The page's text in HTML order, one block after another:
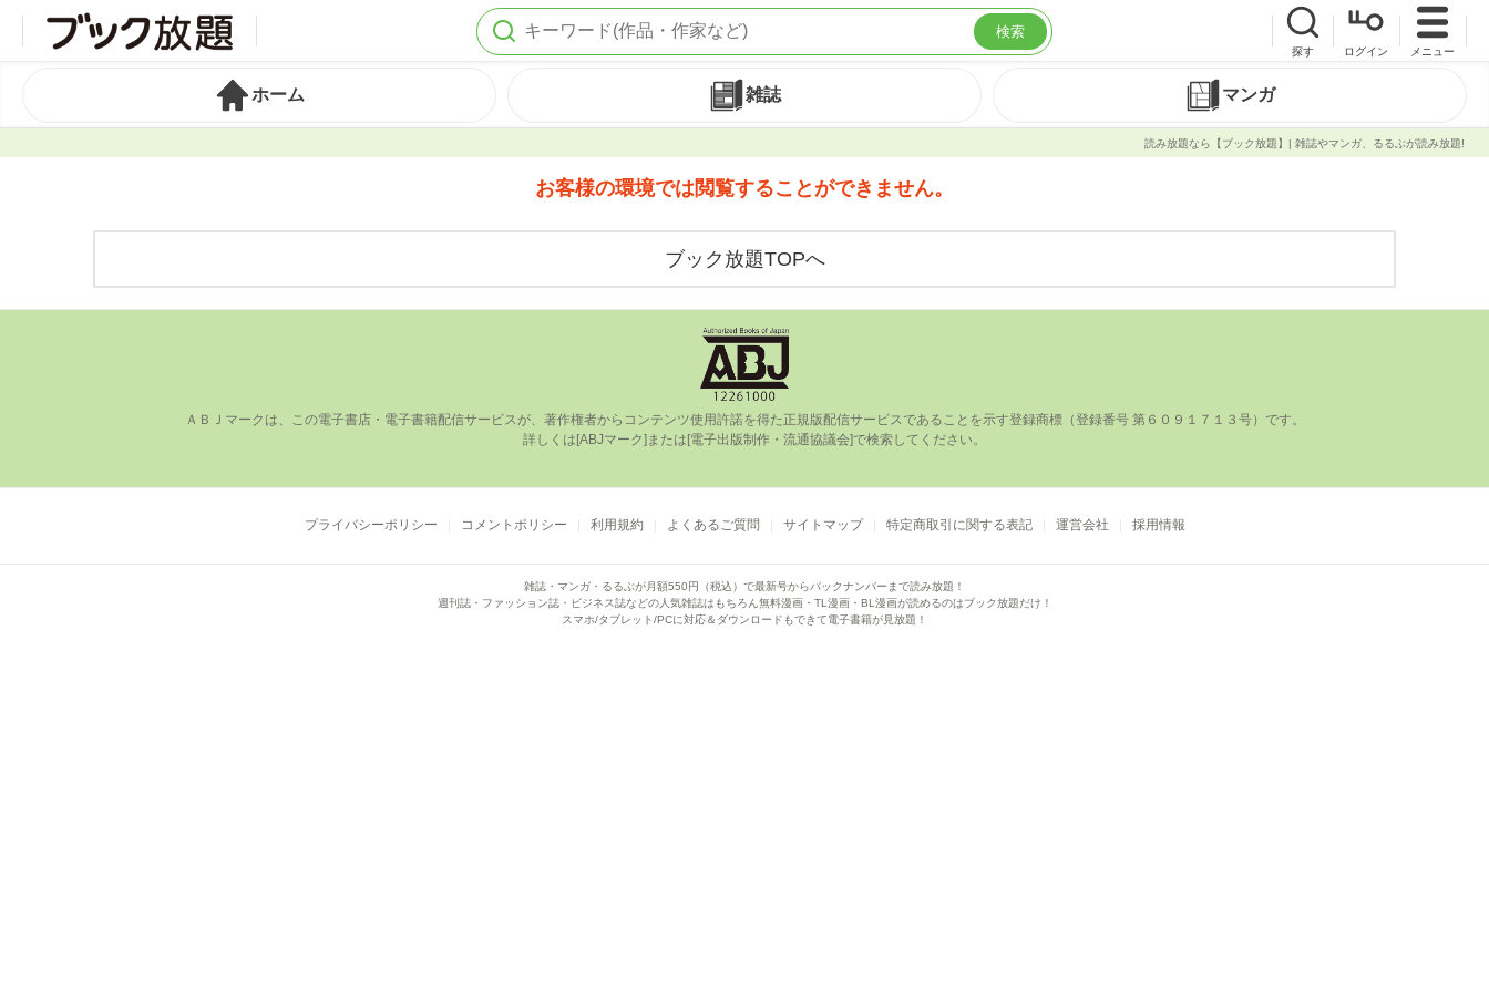
検索
探す ログイン メニュー
ホーム 雑誌 マンガ
読み放題なら【ブック放題】| 雑誌やマンガ、るるぶが読み放題!
お客様の環境では閲覧することができません。
ブック放題TOPへ
ＡＢＪマークは、この電⼦書店・電⼦書籍配信サービスが、著作権者からコンテンツ使⽤許諾を得た正規版配信サービスであることを⽰す登録商標（登録番号 第６０９１７１３号）です。
プライバシーポリシー コメントポリシー 利用規約 よくあるご質問 サイトマップ 特定商取引に関する表記 運営会社 採用情報
雑誌・マンガ・るるぶが月額550円（税込）で最新号からバックナンバーまで読み放題！
週刊誌・ファッション誌・ビジネス誌などの人気雑誌はもちろん 無料漫画・TL漫画・BL漫画が読めるのはブック放題だけ！
スマホ/タブレット/PCに対応＆ダウンロードもできて電子書籍が見放題！